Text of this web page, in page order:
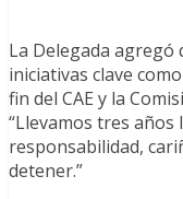
La Delegada
iniciativas clave
fin del CAE y la
“Llevamos tres años
responsabilidad,
detener.”